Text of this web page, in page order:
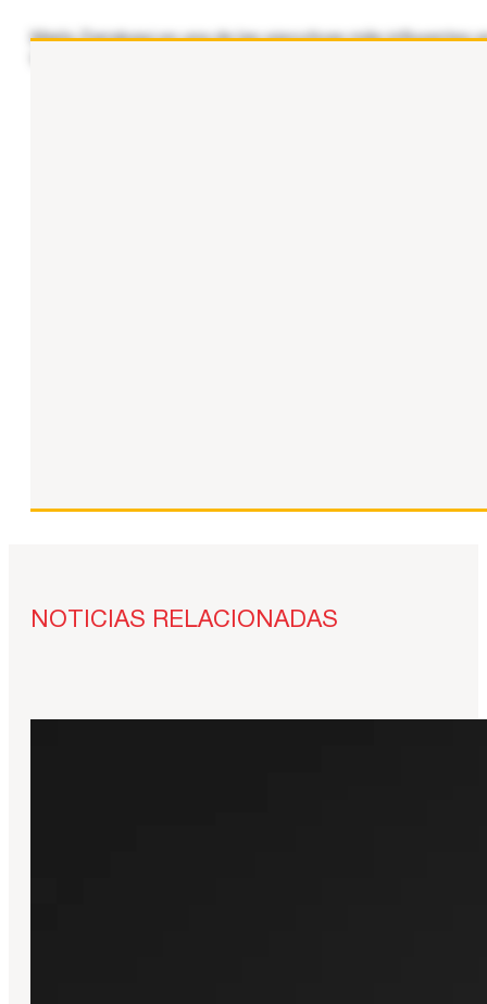
María Zarraluqui es una de las ejecutivas más
NOTICIAS RELACIONADAS